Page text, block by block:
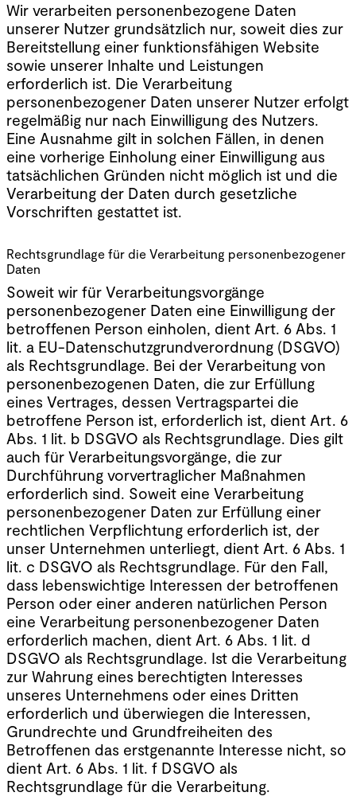
Wir verarbeiten personenbezogene Daten
unserer Nutzer grundsätzlich nur, soweit dies zur
Bereitstellung einer funktionsfähigen Website
sowie unserer Inhalte und Leistungen
erforderlich ist. Die Verarbeitung
personenbezogener Daten unserer Nutzer erfolgt
regelmäßig nur nach Einwilligung des Nutzers.
Eine Ausnahme gilt in solchen Fällen, in denen
eine vorherige Einholung einer Einwilligung aus
tatsächlichen Gründen nicht möglich ist und die
Verarbeitung der Daten durch gesetzliche
Vorschriften gestattet ist.
Rechtsgrundlage für die Verarbeitung personenbezogener
Daten
Soweit wir für Verarbeitungsvorgänge
personenbezogener Daten eine Einwilligung der
betroffenen Person einholen, dient Art. 6 Abs. 1
lit. a EU-Datenschutzgrundverordnung (DSGVO)
als Rechtsgrundlage. Bei der Verarbeitung von
personenbezogenen Daten, die zur Erfüllung
eines Vertrages, dessen Vertragspartei die
betroffene Person ist, erforderlich ist, dient Art. 6
Abs. 1 lit. b DSGVO als Rechtsgrundlage. Dies gilt
auch für Verarbeitungsvorgänge, die zur
Durchführung vorvertraglicher Maßnahmen
erforderlich sind. Soweit eine Verarbeitung
personenbezogener Daten zur Erfüllung einer
rechtlichen Verpflichtung erforderlich ist, der
unser Unternehmen unterliegt, dient Art. 6 Abs. 1
lit. c DSGVO als Rechtsgrundlage. Für den Fall,
dass lebenswichtige Interessen der betroffenen
Person oder einer anderen natürlichen Person
eine Verarbeitung personenbezogener Daten
erforderlich machen, dient Art. 6 Abs. 1 lit. d
DSGVO als Rechtsgrundlage. Ist die Verarbeitung
zur Wahrung eines berechtigten Interesses
unseres Unternehmens oder eines Dritten
erforderlich und überwiegen die Interessen,
Grundrechte und Grundfreiheiten des
Betroffenen das erstgenannte Interesse nicht, so
dient Art. 6 Abs. 1 lit. f DSGVO als
Rechtsgrundlage für die Verarbeitung.